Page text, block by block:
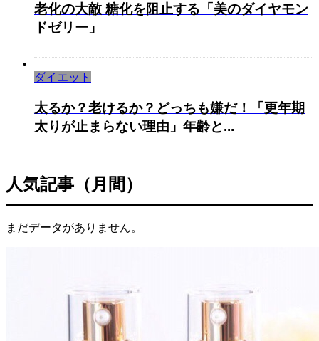
老化の大敵 糖化を阻止する「美のダイヤモン
ドゼリー」
ダイエット
太るか？老けるか？どっちも嫌だ！「更年期
太りが止まらない理由」年齢と...
人気記事（月間）
まだデータがありません。